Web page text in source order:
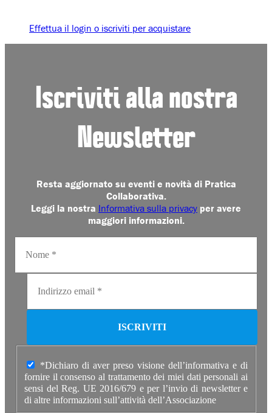
Effettua il login o iscriviti per acquistare
Iscriviti alla nostra
Newsletter
Resta aggiornato su eventi e novità di Pratica
Collaborativa.
Leggi la nostra Informativa sulla privacy per avere
maggiori informazioni.
*Dichiaro di aver preso visione dell’informativa e di
fornire il consenso al trattamento dei miei dati personali ai
sensi del Reg. UE 2016/679 e per l’invio di newsletter e
di altre informazioni sull’attività dell’Associazione